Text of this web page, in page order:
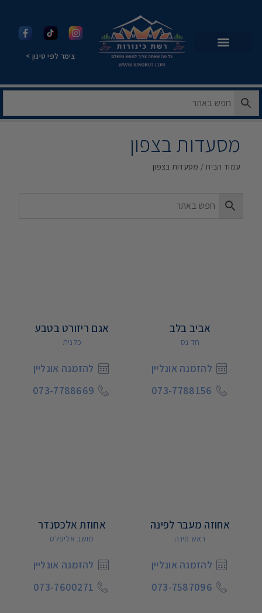
צימר לפי סינון >
מסעדות בצפון
עמוד הבית/ מסעדות בצפון
אביב בלב
חד נס
להזמנה אונליין
073-7788156
אגם ריזורט בטבע
כלנית
להזמנה אונליין
073-7788669
אחוזה מעבר לפינה
ראש פינה
להזמנה אונליין
073-7587096
אחוזת אלכסנדר
מושב אליפלט
להזמנה אונליין
073-7600271